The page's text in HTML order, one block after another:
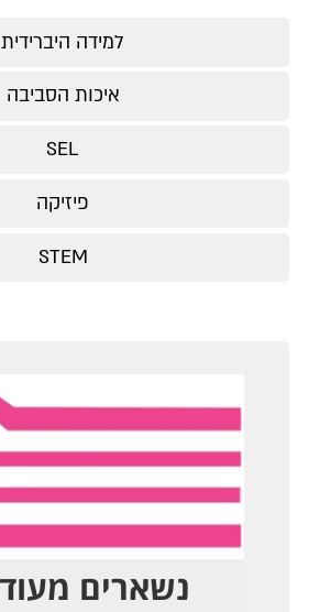
למידה היברידית
איכות הסביבה
SEL
פיזיקה
STEM